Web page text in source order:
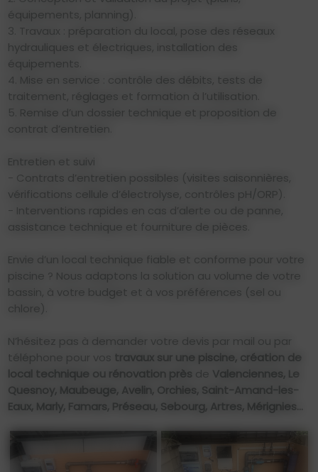
équipements, planning).
3. Travaux : préparation du local, pose des réseaux
hydrauliques et électriques, installation des
équipements.
4. Mise en service : contrôle des débits, tests de
traitement, réglages et formation à l’utilisation.
5. Remise d’un dossier technique et proposition de
contrat d’entretien.
Entretien et suivi
- Contrats d’entretien possibles (visites saisonnières,
vérifications cellule d’électrolyse, contrôles pH/ORP).
- Interventions rapides en cas d’alerte ou de panne,
assistance technique et fourniture de pièces.
Envie d’un local technique fiable et conforme pour votre
piscine ? Nous adaptons la solution au volume de votre
bassin, à votre budget et à vos préférences (sel ou
chlore).
N’hésitez pas à demander votre devis par mail ou par
téléphone pour vos travaux sur une piscine, création de
local technique ou rénovation près
Valenciennes, Le
Quesnoy, Maubeuge, Avelin, Orchies, Saint-Amand-les-
Eaux, Marly, Famars, Préseau, Sebourg, Artres, Mérignies...